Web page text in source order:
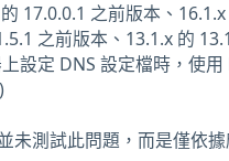
17.0.0.1 之前版本、
之前版本、13.1.x 的
設定 DNS 設定檔時，使
未測試此問題，而是僅依